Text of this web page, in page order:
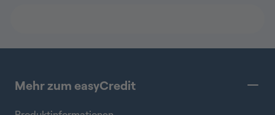
Mehr zum easyCredit